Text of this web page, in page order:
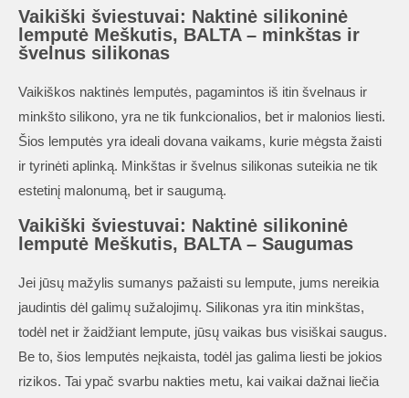
Vaikiški šviestuvai: Naktinė silikoninė
lemputė Meškutis, BALTA – minkštas ir
švelnus silikonas
Vaikiškos naktinės lemputės, pagamintos iš itin švelnaus ir
minkšto silikono, yra ne tik funkcionalios, bet ir malonios liesti.
Šios lemputės yra ideali dovana vaikams, kurie mėgsta žaisti
ir tyrinėti aplinką. Minkštas ir švelnus silikonas suteikia ne tik
estetinį malonumą, bet ir saugumą.
Vaikiški šviestuvai: Naktinė silikoninė
lemputė Meškutis, BALTA – Saugumas
Jei jūsų mažylis sumanys pažaisti su lempute, jums nereikia
jaudintis dėl galimų sužalojimų. Silikonas yra itin minkštas,
todėl net ir žaidžiant lempute, jūsų vaikas bus visiškai saugus.
Be to, šios lemputės neįkaista, todėl jas galima liesti be jokios
rizikos. Tai ypač svarbu nakties metu, kai vaikai dažnai liečia